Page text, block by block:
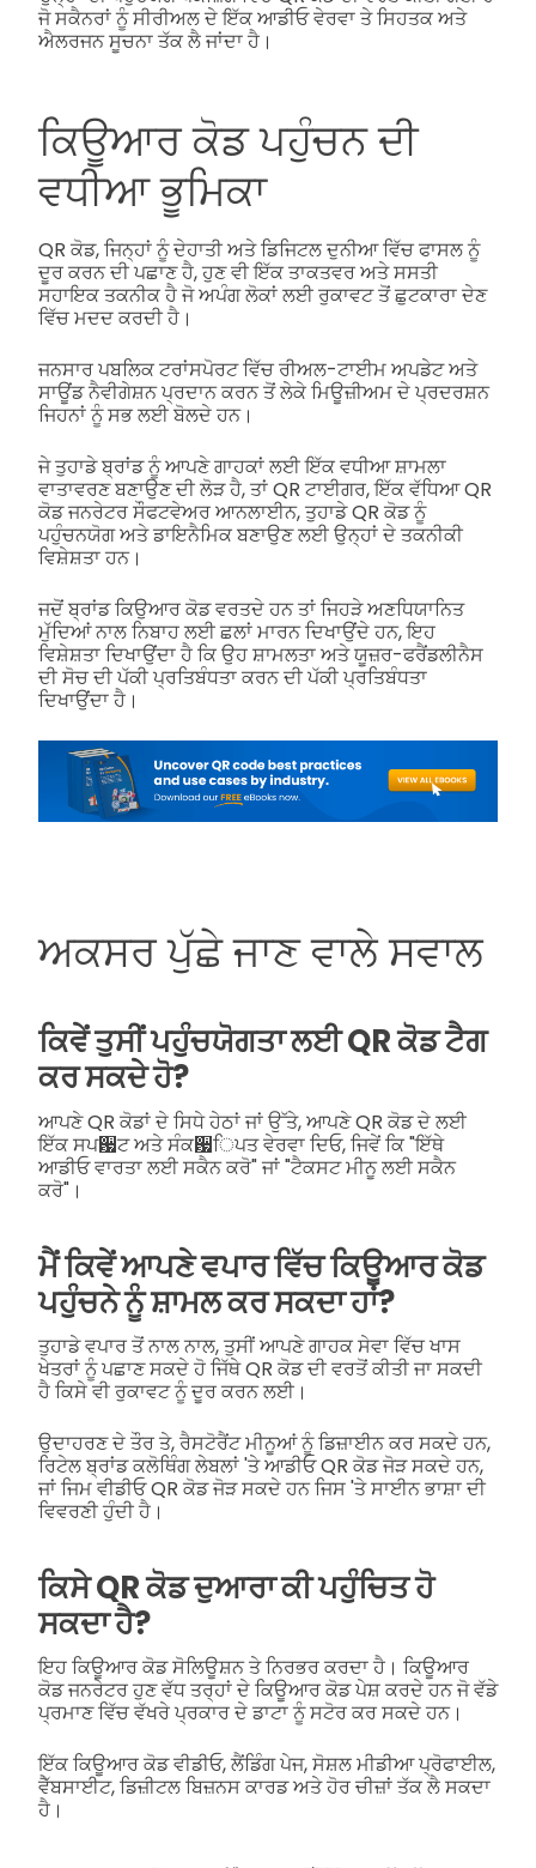
ਜੋ ਸਕੈਨਰਾਂ ਨੂੰ ਸੀਰੀਅਲ ਦੇ ਇੱਕ ਆਡੀਓ ਵੇਰਵਾ ਤੇ ਸਿਹਤਕ ਅਤੇ
ਐਲਰਜਨ ਸੂਚਨਾ ਤੱਕ ਲੈ ਜਾਂਦਾ ਹੈ।
ਕਿਊਆਰ ਕੋਡ ਪਹੁੰਚਨ ਦੀ
ਵਧੀਆ ਭੂਮਿਕਾ
QR ਕੋਡ, ਜਿਨ੍ਹਾਂ ਨੂੰ ਦੇਹਾਤੀ ਅਤੇ ਡਿਜਿਟਲ ਦੁਨੀਆ ਵਿੱਚ ਫਾਸਲ ਨੂੰ
ਦੂਰ ਕਰਨ ਦੀ ਪਛਾਣ ਹੈ, ਹੁਣ ਵੀ ਇੱਕ ਤਾਕਤਵਰ ਅਤੇ ਸਸਤੀ
ਸਹਾਇਕ ਤਕਨੀਕ ਹੈ ਜੋ ਅਪੰਗ ਲੋਕਾਂ ਲਈ ਰੁਕਾਵਟ ਤੋਂ ਛੁਟਕਾਰਾ ਦੇਣ
ਵਿੱਚ ਮਦਦ ਕਰਦੀ ਹੈ।
ਜਨਸਾਰ ਪਬਲਿਕ ਟਰਾਂਸਪੋਰਟ ਵਿੱਚ ਰੀਅਲ-ਟਾਈਮ ਅਪਡੇਟ ਅਤੇ
ਸਾਊਂਡ ਨੈਵੀਗੇਸ਼ਨ ਪ੍ਰਦਾਨ ਕਰਨ ਤੋਂ ਲੇਕੇ ਮਿਊਜ਼ੀਅਮ ਦੇ ਪ੍ਰਦਰਸ਼ਨ
ਜਿਹਨਾਂ ਨੂੰ ਸਭ ਲਈ ਬੋਲਦੇ ਹਨ।
ਜੇ ਤੁਹਾਡੇ ਬ੍ਰਾਂਡ ਨੂੰ ਆਪਣੇ ਗਾਹਕਾਂ ਲਈ ਇੱਕ ਵਧੀਆ ਸ਼ਾਮਲਾ
ਵਾਤਾਵਰਣ ਬਣਾਉਣ ਦੀ ਲੋੜ ਹੈ, ਤਾਂ QR ਟਾਈਗਰ, ਇੱਕ ਵੱਧਿਆ QR
ਕੋਡ ਜਨਰੇਟਰ ਸੌਫਟਵੇਅਰ ਆਨਲਾਈਨ, ਤੁਹਾਡੇ QR ਕੋਡ ਨੂੰ
ਪਹੁੰਚਨਯੋਗ ਅਤੇ ਡਾਇਨੈਮਿਕ ਬਣਾਉਣ ਲਈ ਉਨ੍ਹਾਂ ਦੇ ਤਕਨੀਕੀ
ਵਿਸ਼ੇਸ਼ਤਾ ਹਨ।
ਜਦੋਂ ਬ੍ਰਾਂਡ ਕਿਉਆਰ ਕੋਡ ਵਰਤਦੇ ਹਨ ਤਾਂ ਜਿਹੜੇ ਅਣਧਿਯਾਨਿਤ
ਮੁੱਦਿਆਂ ਨਾਲ ਨਿਬਾਹ ਲਈ ਛਲਾਂ ਮਾਰਨ ਦਿਖਾਉਂਦੇ ਹਨ, ਇਹ
ਵਿਸ਼ੇਸ਼ਤਾ ਦਿਖਾਉਂਦਾ ਹੈ ਕਿ ਉਹ ਸ਼ਾਮਲਤਾ ਅਤੇ ਯੂਜ਼ਰ-ਫਰੈਂਡਲੀਨੈਸ
ਦੀ ਸੋਚ ਦੀ ਪੱਕੀ ਪ੍ਰਤਿਬੰਧਤਾ ਕਰਨ ਦੀ ਪੱਕੀ ਪ੍ਰਤਿਬੰਧਤਾ
ਦਿਖਾਉਂਦਾ ਹੈ।
ਅਕਸਰ ਪੁੱਛੇ ਜਾਣ ਵਾਲੇ ਸਵਾਲ
ਕਿਵੇਂ ਤੁਸੀਂ ਪਹੁੰਚਯੋਗਤਾ ਲਈ QR ਕੋਡ ਟੈਗ
ਕਰ ਸਕਦੇ ਹੋ?
ਆਪਣੇ QR ਕੋਡਾਂ ਦੇ ਸਿਧੇ ਹੇਠਾਂ ਜਾਂ ਉੱਤੇ, ਆਪਣੇ QR ਕੋਡ ਦੇ ਲਈ
ਇੱਕ ਸਪ਷ਟ ਅਤੇ ਸੰਕ਷ਿਪਤ ਵੇਰਵਾ ਦਿਓ, ਜਿਵੇਂ ਕਿ "ਇੱਥੇ
ਆਡੀਓ ਵਾਰਤਾ ਲਈ ਸਕੈਨ ਕਰੋ" ਜਾਂ "ਟੈਕਸਟ ਮੀਨੂ ਲਈ ਸਕੈਨ
ਕਰੋ"।
ਮੈਂ ਕਿਵੇਂ ਆਪਣੇ ਵਪਾਰ ਵਿੱਚ ਕਿਊਆਰ ਕੋਡ
ਪਹੁੰਚਨੇ ਨੂੰ ਸ਼ਾਮਲ ਕਰ ਸਕਦਾ ਹਾਂ?
ਤੁਹਾਡੇ ਵਪਾਰ ਤੋਂ ਨਾਲ ਨਾਲ, ਤੁਸੀਂ ਆਪਣੇ ਗਾਹਕ ਸੇਵਾ ਵਿੱਚ ਖਾਸ
ਖੇਤਰਾਂ ਨੂੰ ਪਛਾਣ ਸਕਦੇ ਹੋ ਜਿੱਥੇ QR ਕੋਡ ਦੀ ਵਰਤੋਂ ਕੀਤੀ ਜਾ ਸਕਦੀ
ਹੈ ਕਿਸੇ ਵੀ ਰੁਕਾਵਟ ਨੂੰ ਦੂਰ ਕਰਨ ਲਈ।
ਉਦਾਹਰਣ ਦੇ ਤੌਰ ਤੇ, ਰੈਸਟੋਰੈਂਟ ਮੀਨੂਆਂ ਨੂੰ ਡਿਜ਼ਾਈਨ ਕਰ ਸਕਦੇ ਹਨ,
ਰਿਟੇਲ ਬ੍ਰਾਂਡ ਕਲੋਥਿੰਗ ਲੇਬਲਾਂ 'ਤੇ ਆਡੀਓ QR ਕੋਡ ਜੋੜ ਸਕਦੇ ਹਨ,
ਜਾਂ ਜਿਮ ਵੀਡੀਓ QR ਕੋਡ ਜੋੜ ਸਕਦੇ ਹਨ ਜਿਸ 'ਤੇ ਸਾਈਨ ਭਾਸ਼ਾ ਦੀ
ਵਿਵਰਣੀ ਹੁੰਦੀ ਹੈ।
ਕਿਸੇ QR ਕੋਡ ਦੁਆਰਾ ਕੀ ਪਹੁੰਚਿਤ ਹੋ
ਸਕਦਾ ਹੈ?
ਇਹ ਕਿਊਆਰ ਕੋਡ ਸੋਲਿਊਸ਼ਨ ਤੇ ਨਿਰਭਰ ਕਰਦਾ ਹੈ। ਕਿਊਆਰ
ਕੋਡ ਜਨਰੇਟਰ ਹੁਣ ਵੱਧ ਤਰ੍ਹਾਂ ਦੇ ਕਿਊਆਰ ਕੋਡ ਪੇਸ਼ ਕਰਦੇ ਹਨ ਜੋ ਵੱਡੇ
ਪ੍ਰਮਾਣ ਵਿੱਚ ਵੱਖਰੇ ਪ੍ਰਕਾਰ ਦੇ ਡਾਟਾ ਨੂੰ ਸਟੋਰ ਕਰ ਸਕਦੇ ਹਨ।
ਇੱਕ ਕਿਊਆਰ ਕੋਡ ਵੀਡੀਓ, ਲੈਂਡਿੰਗ ਪੇਜ, ਸੋਸ਼ਲ ਮੀਡੀਆ ਪ੍ਰੋਫਾਈਲ,
ਵੈੱਬਸਾਈਟ, ਡਿਜ਼ੀਟਲ ਬਿਜ਼ਨਸ ਕਾਰਡ ਅਤੇ ਹੋਰ ਚੀਜ਼ਾਂ ਤੱਕ ਲੈ ਸਕਦਾ
ਹੈ।